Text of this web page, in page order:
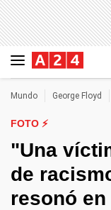
Mundo George Floyd
FOTO ⚡
"Una
de
resonó